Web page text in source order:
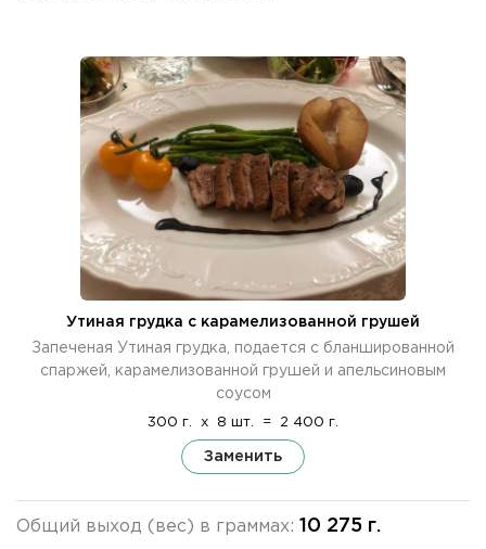
Утиная грудка с карамелизованной грушей
Запеченая Утиная грудка, подается с бланшированной
спаржей, карамелизованной грушей и апельсиновым
соусом
300 г. x 8 шт. = 2 400 г.
Заменить
Общий выход (вес) в граммах: 10 275 г.